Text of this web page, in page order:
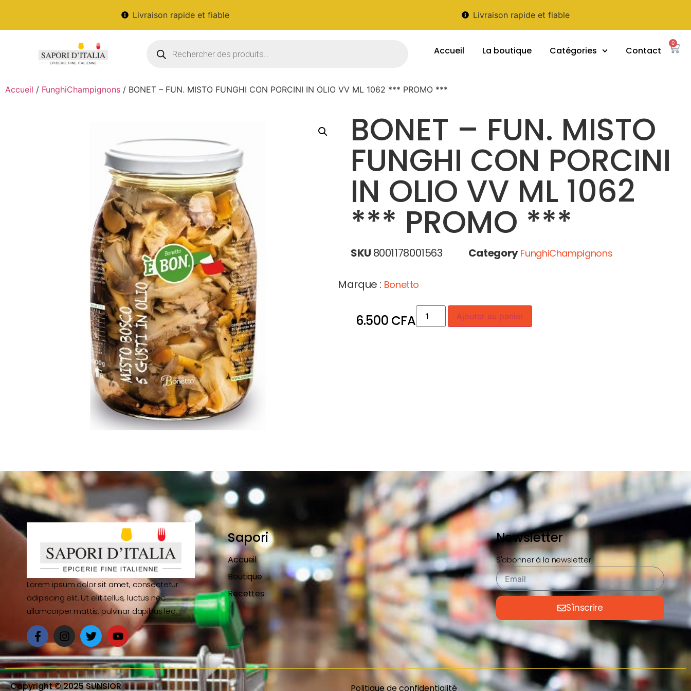
Livraison rapide et fiable Livraison rapide et fiable
Accueil La boutique Catégories Contact
0
Accueil / FunghiChampignons / BONET – FUN. MISTO FUNGHI CON PORCINI IN OLIO VV ML 1062 *** PROMO ***
BONET – FUN. MISTO
FUNGHI CON PORCINI
IN OLIO VV ML 1062
*** PROMO ***
SKU 8001178001563 Category FunghiChampignons
Marque : Bonetto
6.500 CFA Ajouter au panier
Lorem ipsum dolor sit amet, consectetur
adipiscing elit. Ut elit tellus, luctus nec
ullamcorper mattis, pulvinar dapibus leo.
Sapori
Accueil
Boutique
Recettes
Newsletter
S'abonner à la newsletter
S'inscrire
Copyright © 2025 SUNSIOR Politique de confidentialité